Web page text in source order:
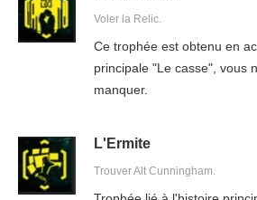
Voler la Relic.
Ce trophée est obtenu en
principale "Le casse", vous
manquer.
L'Ermite
Trouver Alt Cunningham.